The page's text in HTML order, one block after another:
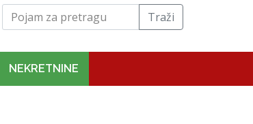
Traži
NEKRETNINE